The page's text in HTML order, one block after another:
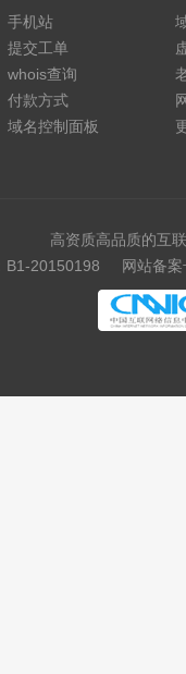
手机站
提交工单
whois查询
付款方式
域名控制面板
高资质高品质的互
B1-20150198
网站备